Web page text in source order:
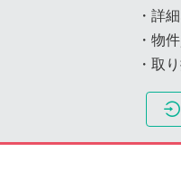
・詳
・物
・取